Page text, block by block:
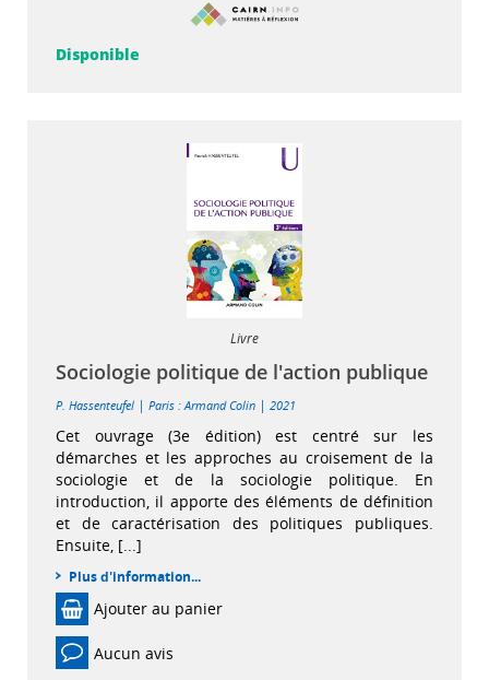
Disponible
Livre
Sociologie politique de l'action publique
P. Hassenteufel | Paris : Armand Colin | 2021
Cet ouvrage (3e édition) est centré sur les
démarches et les approches au croisement de la
sociologie et de la sociologie politique. En
introduction, il apporte des éléments de définition
et de caractérisation des politiques publiques.
Ensuite, [...]
Plus d'information...
Ajouter au panier
Aucun avis